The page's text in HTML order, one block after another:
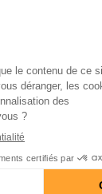
el insomnio.
a la
sobre el
muscular
también
. De hecho, es
sus músculos.
indio, también
el equilibrio